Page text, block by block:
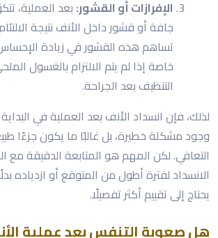
الإفرازات أو القشور: بعد العملية،
جافة أو قشور داخل الأنف نتيجة
تساهم هذه القشور في زيادة الإحساس
خاصة إذا لم يتم الالتزام بالغسول
التنظيف بعد الجراحة.
لذلك، فإن انسداد الأنف بعد العملية في البداية
وجود مشكلة خطيرة، بل غالبًا ما يكون جزءًا
التعافي. لكن المهم هو المتابعة الدقيقة مع
الانسداد لفترة أطول من المتوقع أو ازدياده
يحتاج إلى تقييم أكثر تفصيلًا.
هل صعوبة التنفس بعد عملية